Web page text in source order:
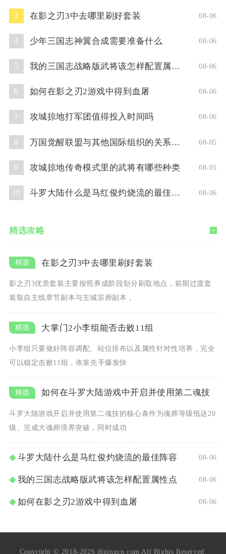
3 在影之刃3中去哪里刷好套装 08-06
4 少年三国志神翼合成需要准备什么 08-06
5 我的三国志战略版武将该怎样配置属性点 08-06
6 如何在影之刃2游戏中得到血屠 08-06
7 攻城掠地打军团值得投入时间吗 08-06
8 万国觉醒联盟与其他国际组织的关系如何 08-05
9 攻城掠地传奇模式里的武将有哪些种类 08-05
10 斗罗大陆什么是马红俊灼烧流的最佳阵容 08-06
精选攻略 +
在影之刃3中去哪里刷好套装
影之刃3优质套装主要按照养成阶段划分刷取地点，前期过渡套
装取自主线章节副本与主城宗师副本，
大掌门2小李组能否击败11组
小李组只要做好阵容调配、站位排布以及属性针对性培养，完全
可以稳定击败11组，依靠先手爆发快
如何在斗罗大陆游戏中开启并使用第二魂技
斗罗大陆游戏开启并使用第二魂技的核心条件为魂师等级抵达20
级、完成大魂师境界突破，同时成功
斗罗大陆什么是马红俊灼烧流的最佳阵容 08-06
我的三国志战略版武将该怎样配置属性点 08-06
如何在影之刃2游戏中得到血屠 08-06
Copyright © 2018-2026 dipingcn.com All Rights Reserved.